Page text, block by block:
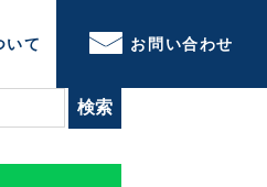
いて お問い合わせ